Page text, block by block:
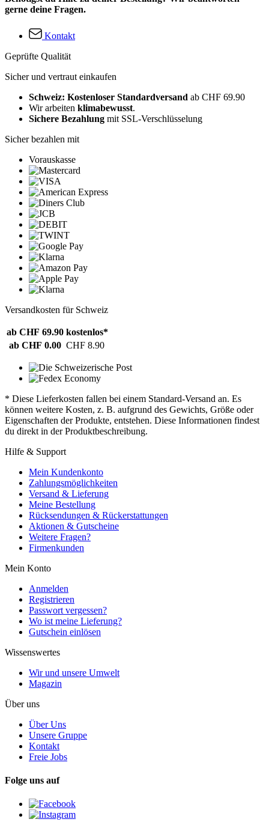
gerne deine Fragen.
Kontakt
Geprüfte Qualität
Sicher und vertraut einkaufen
Schweiz: Kostenloser Standardversand ab CHF 69.90
Wir arbeiten klimabewusst.
Sichere Bezahlung mit SSL-Verschlüsselung
Sicher bezahlen mit
Vorauskasse
Versandkosten für Schweiz
ab CHF 69.90 kostenlos*
ab CHF 0.00 CHF 8.90
* Diese Lieferkosten fallen bei einem Standard-Versand an. Es
können weitere Kosten, z. B. aufgrund des Gewichts, Größe oder
Eigenschaften der Produkte, entstehen. Diese Informationen findest
du direkt in der Produktbeschreibung.
Hilfe & Support
Mein Kundenkonto
Zahlungsmöglichkeiten
Versand & Lieferung
Meine Bestellung
Rücksendungen & Rückerstattungen
Aktionen & Gutscheine
Weitere Fragen?
Firmenkunden
Mein Konto
Anmelden
Registrieren
Passwort vergessen?
Wo ist meine Lieferung?
Gutschein einlösen
Wissenswertes
Wir und unsere Umwelt
Magazin
Über uns
Über Uns
Unsere Gruppe
Kontakt
Freie Jobs
Folge uns auf